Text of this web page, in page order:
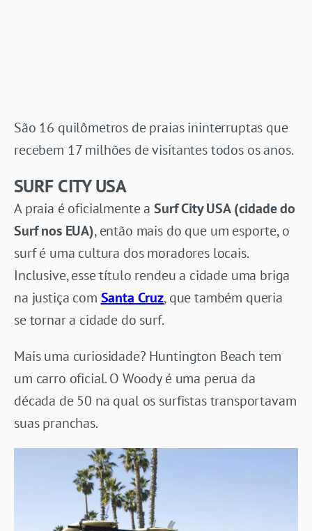
São 16 quilômetros de praias ininterruptas que
recebem 17 milhões de visitantes todos os anos.
SURF CITY USA
A praia é oficialmente a Surf City USA (cidade do
Surf nos EUA), então mais do que um esporte, o
surf é uma cultura dos moradores locais.
Inclusive, esse título rendeu a cidade uma briga
na justiça com Santa Cruz, que também queria
se tornar a cidade do surf.
Mais uma curiosidade? Huntington Beach tem
um carro oficial. O Woody é uma perua da
década de 50 na qual os surfistas transportavam
suas pranchas.